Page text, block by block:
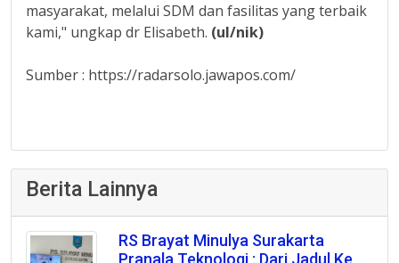
masyarakat, melalui SDM dan fasilitas yang terbaik
kami," ungkap dr Elisabeth. (ul/nik)
Sumber : https://radarsolo.jawapos.com/
Berita Lainnya
RS Brayat Minulya Surakarta
Pranala Teknologi : Dari Jadul Ke